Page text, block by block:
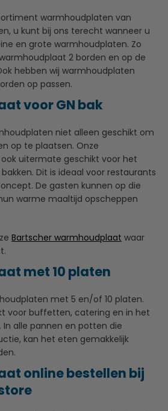
warmhoudplaten van
u kunt bij ons terecht wanneer u
en grote warmhoudplaten. Zo
2 borden en op de
hebben wij warmhoudplaten
op passen.
voor GN bak
niet alleen geschikt om
op te plaatsen. Onze
uitermate geschikt voor het
Dit is ideaal voor restaurants
De gasten kunnen op die
warme maaltijd opscheppen
Bartscher warmhoudplaat waar
met 10 platen
met 5 en/of 10 platen.
voor buffetten, catering en in het
alle pannen en potten die
kan het eten gemakkelijk
online bestellen bij